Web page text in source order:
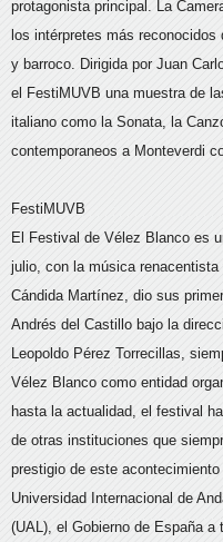
protagonista principal. La
los intérpretes más
y barroco. Dirigida por Juan
el FestiMUVB una muestra de
italiano como la Sonata, la
contemporaneos a Monteverdi
FestiMUVB
El Festival de Vélez Blanco es
julio, con la música
Cándida Martínez, dio sus
Andrés del Castillo bajo la
Leopoldo Pérez Torrecillas,
Vélez Blanco como entidad
hasta la actualidad, el festival
de otras instituciones que
prestigio de este
Universidad Internacional de
(UAL), el Gobierno de España